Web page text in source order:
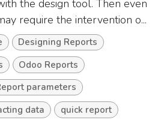
the design tool. Then even
require the intervention o...
Designing Reports
Odoo Reports
parameters
data
quick report